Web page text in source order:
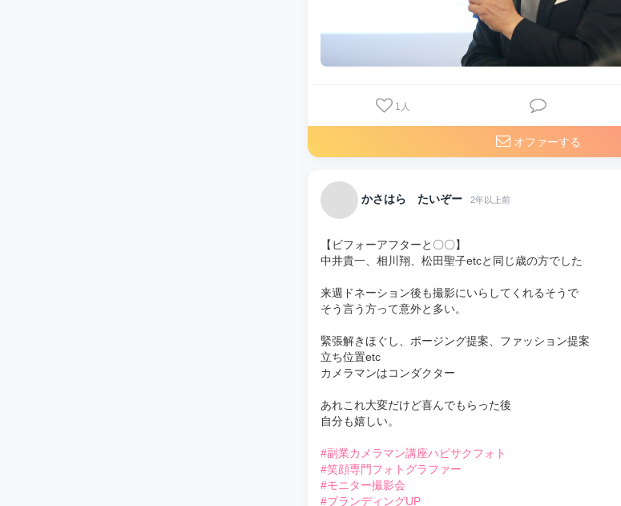
1 人
オファーする
かさはら たいぞー 2年以上前
【ビフォーアフターと〇〇】
中井貴一、相川翔、松田聖子etcと同じ歳の方でした
来週ドネーション後も撮影にいらしてくれるそうで
そう言う方って意外と多い。
緊張解きほぐし、ポージング提案、ファッション提案
立ち位置etc
カメラマンはコンダクター
あれこれ大変だけど喜んでもらった後
自分も嬉しい。
#副業カメラマン講座ハピサクフォト
#笑顔専門フォトグラファー
#モニター撮影会
#ブランディングUP